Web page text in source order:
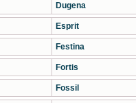
Dugena
Esprit
Festina
Fortis
Fossil